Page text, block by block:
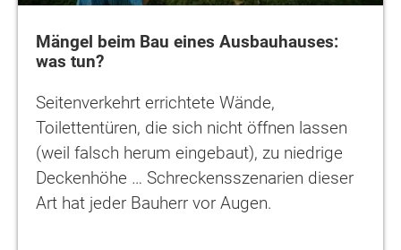
Mängel beim Bau eines Ausbauhauses:
was tun?
Seitenverkehrt errichtete Wände,
Toilettentüren, die sich nicht öffnen lassen
(weil falsch herum eingebaut), zu niedrige
Deckenhöhe … Schreckensszenarien dieser
Art hat jeder Bauherr vor Augen.